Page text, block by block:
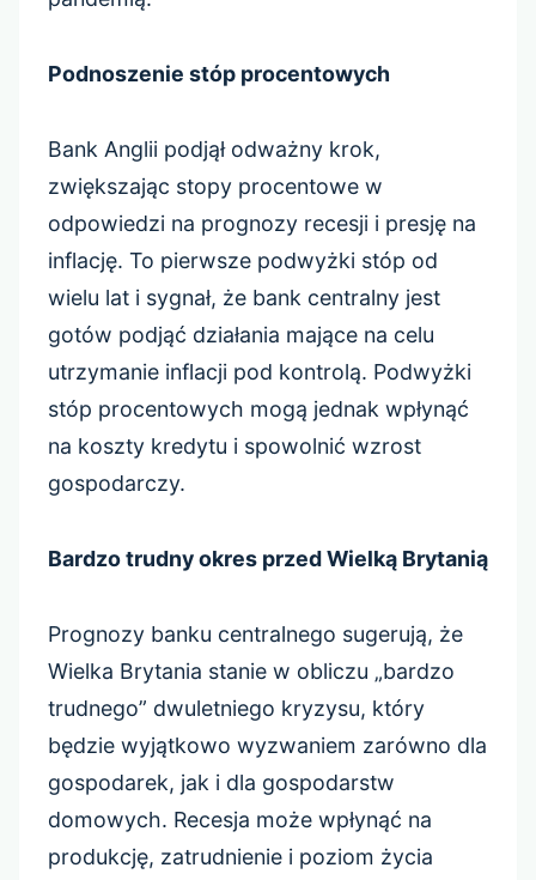
Podnoszenie stóp procentowych
Bank Anglii podjął odważny krok,
zwiększając stopy procentowe w
odpowiedzi na prognozy recesji i presję na
inflację. To pierwsze podwyżki stóp od
wielu lat i sygnał, że bank centralny jest
gotów podjąć działania mające na celu
utrzymanie inflacji pod kontrolą. Podwyżki
stóp procentowych mogą jednak wpłynąć
na koszty kredytu i spowolnić wzrost
gospodarczy.
Bardzo trudny okres przed Wielką Brytanią
Prognozy banku centralnego sugerują, że
Wielka Brytania stanie w obliczu „bardzo
trudnego” dwuletniego kryzysu, który
będzie wyjątkowo wyzwaniem zarówno dla
gospodarek, jak i dla gospodarstw
domowych. Recesja może wpłynąć na
produkcję, zatrudnienie i poziom życia